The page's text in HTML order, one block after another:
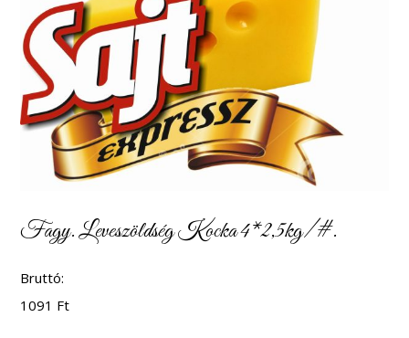
Fagy. Leveszöldség Kocka 4*2,5kg/#.
Bruttó:
1091 Ft